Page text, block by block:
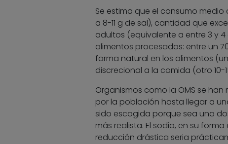
Se estima que el consumo
a 8-11 g de sal), cantidad que
adultos (equivalente a entre 3 y
alimentos procesados: entre un
forma natural en los alimentos
discrecional a la comida (otro 10-
Organismos como la OMS se
por la población hasta llegar a
sido escogida porque sea una
más realista. El sodio, en su
reducción drástica seria